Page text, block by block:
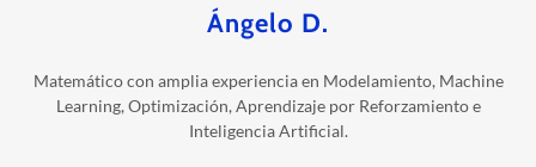
Ángelo D.
Matemático con amplia experiencia en Modelamiento, Machine
Learning, Optimización, Aprendizaje por Reforzamiento e
Inteligencia Artificial.